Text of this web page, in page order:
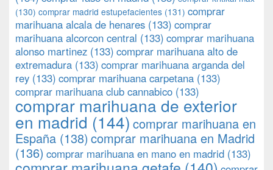
(130) comprar madrid estupefacientes (131) comprar
marihuana alcala de henares (133) comprar
marihuana alcorcon central (133) comprar marihuana
alonso martinez (133) comprar marihuana alto de
extremadura (133) comprar marihuana arganda del
rey (133) comprar marihuana carpetana (133)
comprar marihuana club cannabico (133)
comprar marihuana de exterior
en madrid (144) comprar marihuana en
España (138) comprar marihuana en Madrid
(136) comprar marihuana en mano en madrid (133)